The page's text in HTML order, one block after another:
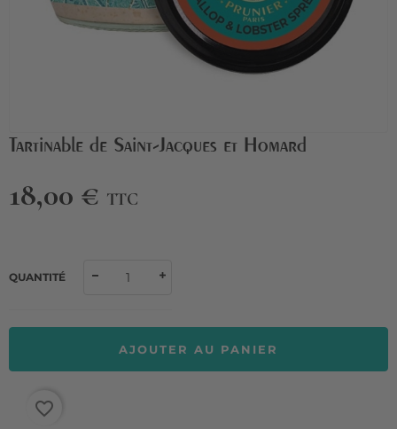
Tartinable de Saint-Jacques et Homard
18,00 € TTC
QUANTITÉ
AJOUTER AU PANIER
favorite_border